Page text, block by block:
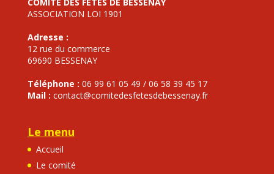
ASSOCIATION LOI 1901
Adresse :
12 rue du commerce
69690 BESSENAY
Téléphone : 06 99 61 05 49 / 06 58 39 45 17
Mail : contact@comitedesfetesdebessenay.fr
Le menu
Accueil
Le comité